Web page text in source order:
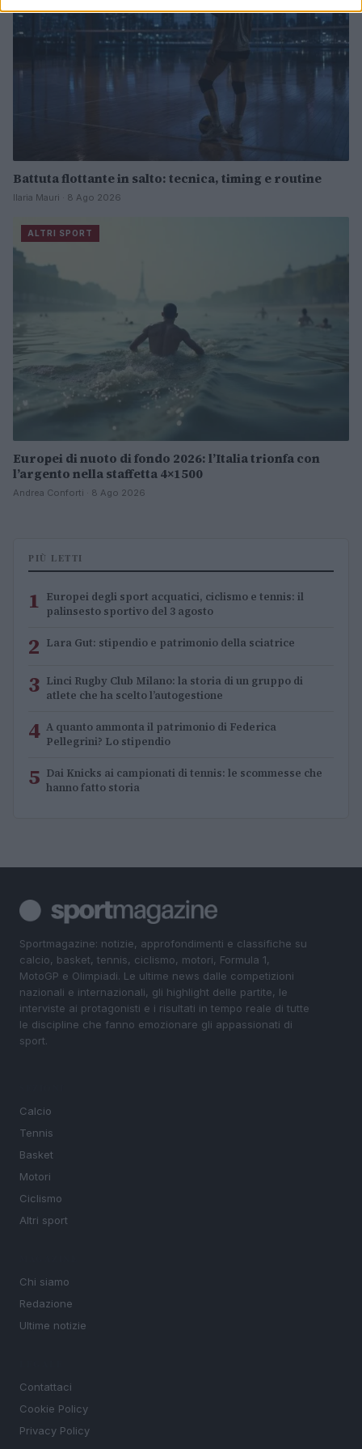
Battuta flottante in salto: tecnica, timing e routine
Ilaria Mauri · 8 Ago 2026
ALTRI SPORT
Europei di nuoto di fondo 2026: l’Italia trionfa con
l’argento nella staffetta 4×1500
Andrea Conforti · 8 Ago 2026
PIÙ LETTI
1 Europei degli sport acquatici, ciclismo e tennis: il
palinsesto sportivo del 3 agosto
2 Lara Gut: stipendio e patrimonio della sciatrice
3 Linci Rugby Club Milano: la storia di un gruppo di
atlete che ha scelto l’autogestione
4 A quanto ammonta il patrimonio di Federica
Pellegrini? Lo stipendio
5 Dai Knicks ai campionati di tennis: le scommesse che
hanno fatto storia
Sportmagazine: notizie, approfondimenti e classifiche su
calcio, basket, tennis, ciclismo, motori, Formula 1,
MotoGP e Olimpiadi. Le ultime news dalle competizioni
nazionali e internazionali, gli highlight delle partite, le
interviste ai protagonisti e i risultati in tempo reale di tutte
le discipline che fanno emozionare gli appassionati di
sport.
Calcio
Tennis
Basket
Motori
Ciclismo
Altri sport
Chi siamo
Redazione
Ultime notizie
Contattaci
Cookie Policy
Privacy Policy